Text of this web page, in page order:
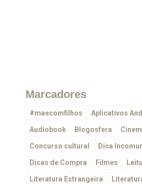
Marcadores
#maecomfilhos Aplicativos
Audiobook Blogosfera
Concurso cultural Dica
Dicas de Compra Filmes
Literatura Estrangeira